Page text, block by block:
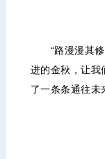
“路漫漫其修
进的金秋，让我
了一条条通往未